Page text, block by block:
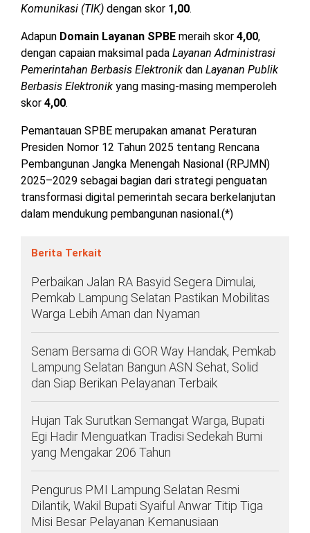
Komunikasi (TIK) dengan skor 1,00.
Adapun Domain Layanan SPBE meraih skor 4,00,
dengan capaian maksimal pada Layanan Administrasi
Pemerintahan Berbasis Elektronik dan Layanan Publik
Berbasis Elektronik yang masing-masing memperoleh
skor 4,00.
Pemantauan SPBE merupakan amanat Peraturan
Presiden Nomor 12 Tahun 2025 tentang Rencana
Pembangunan Jangka Menengah Nasional (RPJMN)
2025–2029 sebagai bagian dari strategi penguatan
transformasi digital pemerintah secara berkelanjutan
dalam mendukung pembangunan nasional.(*)
Berita Terkait
Perbaikan Jalan RA Basyid Segera Dimulai,
Pemkab Lampung Selatan Pastikan Mobilitas
Warga Lebih Aman dan Nyaman
Senam Bersama di GOR Way Handak, Pemkab
Lampung Selatan Bangun ASN Sehat, Solid
dan Siap Berikan Pelayanan Terbaik
Hujan Tak Surutkan Semangat Warga, Bupati
Egi Hadir Menguatkan Tradisi Sedekah Bumi
yang Mengakar 206 Tahun
Pengurus PMI Lampung Selatan Resmi
Dilantik, Wakil Bupati Syaiful Anwar Titip Tiga
Misi Besar Pelayanan Kemanusiaan